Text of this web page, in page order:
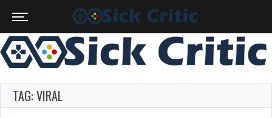
TAG: VIRAL